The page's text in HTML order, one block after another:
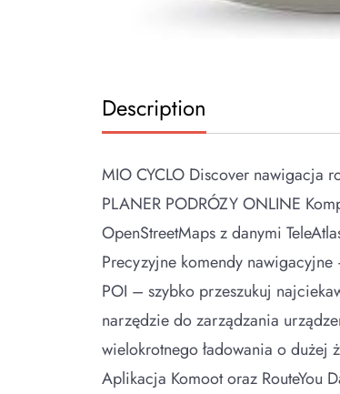
Description
MIO CYCLO Discover nawigacja
PLANER PODRÓZY ONLINE
OpenStreetMaps z danymi
Precyzyjne komendy
POI – szybko przeszukuj
narzędzie do zarządzania
wielokrotnego ładowania o
Aplikacja Komoot oraz RouteYou